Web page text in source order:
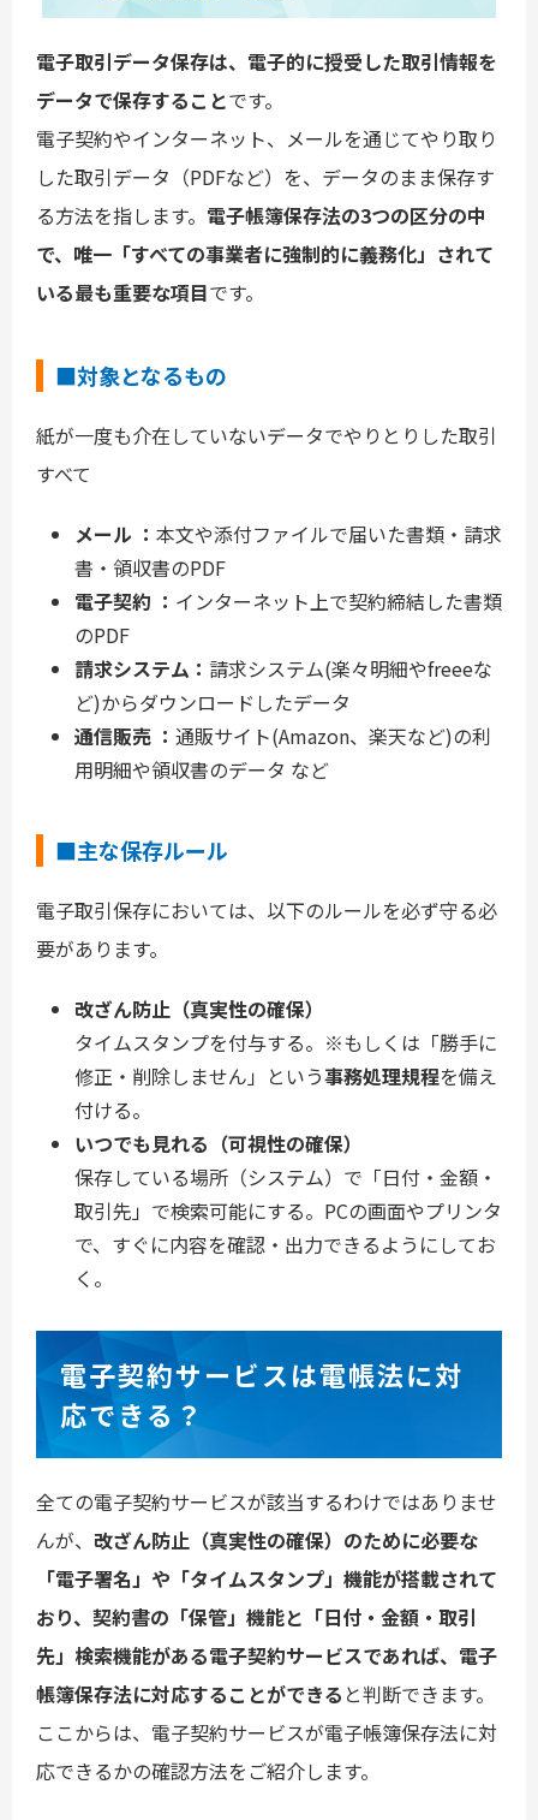
電子取引データ保存は、電子的に授受した取引情報を
データで保存することです。
電子契約やインターネット、メールを通じてやり取り
した取引データ（PDFなど）を、データのまま保存す
る方法を指します。 電子帳簿保存法の3つの区分の中
で、唯一「すべての事業者に強制的に義務化」されて
いる最も重要な項目です。
■対象となるもの
紙が一度も介在していないデータでやりとりした取引
すべて
メール ： 本文や添付ファイルで届いた書類・請求
書・領収書のPDF
電子契約 ： インターネット上で契約締結した書類
のPDF
請求システム： 請求システム(楽々明細やfreeeな
ど)からダウンロードしたデータ
通信販売 ： 通販サイト(Amazon、楽天など)の利
用明細や領収書のデータ など
■主な保存ルール
電子取引保存においては、以下のルールを必ず守る必
要があります。
改ざん防止（真実性の確保）
タイムスタンプを付与する。※もしくは「勝手に
修正・削除しません」という事務処理規程を備え
付ける。
いつでも見れる（可視性の確保）
保存している場所（システム）で「日付・金額・
取引先」で検索可能にする。PCの画面やプリンタ
で、すぐに内容を確認・出力できるようにしてお
く。
電子契約サービスは電帳法に対
応できる？
全ての電子契約サービスが該当するわけではありませ
んが、 改ざん防止（真実性の確保）のために必要な
「電子署名」や「タイムスタンプ」機能が搭載されて
おり、契約書の「保管」機能と「日付・金額・取引
先」検索機能がある電子契約サービスであれば、電子
帳簿保存法に対応することができる と判断できます。
ここからは、電子契約サービスが電子帳簿保存法に対
応できるかの確認方法をご紹介します。